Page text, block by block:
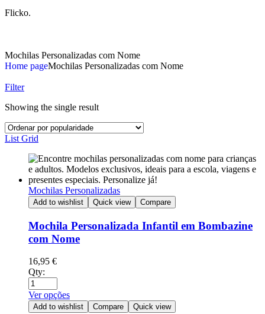
Flicko.
Mochilas Personalizadas com Nome
Home pageMochilas Personalizadas com Nome
Filter
Showing the single result
List Grid
Mochilas Personalizadas
Add to wishlist Quick view Compare
Mochila Personalizada Infantil em Bombazine
com Nome
16,95 €
Qty:
Ver opções
Add to wishlist Compare Quick view